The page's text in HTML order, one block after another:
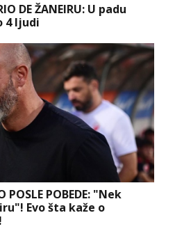
DE ŽANEIRU: U padu
4 ljudi
POSLE POBEDE: "Nek
Evo šta kaže o